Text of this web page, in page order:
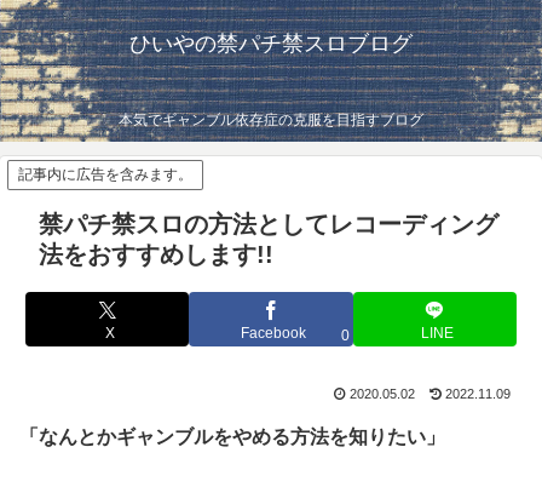
ひいやの禁パチ禁スロブログ
本気でギャンブル依存症の克服を目指すブログ
記事内に広告を含みます。
禁パチ禁スロの方法としてレコーディング
法をおすすめします!!
X Facebook 0 LINE
2020.05.02 2022.11.09
「なんとかギャンブルをやめる方法を知りたい」